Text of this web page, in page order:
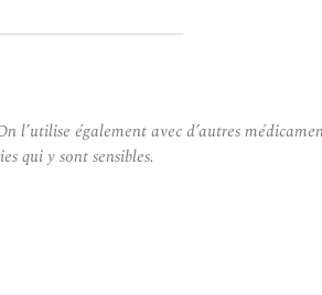
l’utilise également avec d’autres
qui y sont sensibles.